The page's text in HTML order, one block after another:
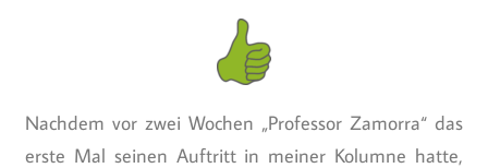
Nachdem vor zwei Wochen „Professor Zamorra“ das
erste Mal seinen Auftritt in meiner Kolumne hatte,